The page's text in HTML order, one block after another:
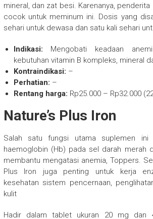
mineral, dan zat besi. Karenanya,
cocok untuk meminum ini. Dosis yang
sehari untuk dewasa dan satu kali sehari
Indikasi: Mengobati keadaan
kebutuhan vitamin B kompleks, mineral
Kontraindikasi: –
Perhatian: –
Rentang harga: Rp25.000 – Rp32.000
Nature’s Plus Iron
Salah satu fungsi utama suplemen ini
haemoglobin (Hb) pada sel darah merah
membantu mengatasi anemia, Toppers.
Plus Iron juga penting untuk kerja
kesehatan sistem pencernaan,
kulit
Hadir dalam tablet ukuran 20 mg dan